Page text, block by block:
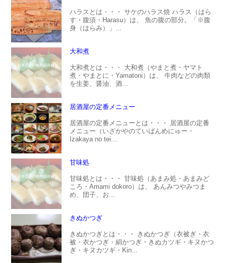
ハラスとは・・・ サケのハラス焼 ハラス（はら
す・腹須・Harasu）は、 魚の腹の部分。「※腹
身（はらみ）」...
大和煮
大和煮とは・・・ 大和煮（やまと煮・ヤマト
煮・やまとに・Yamatoni）は、 牛肉などの肉類
を生姜、醤油、酒...
居酒屋の定番メニュー
居酒屋の定番メニューとは・・・ 居酒屋の定番
メニュー（いざかやのていばんめにゅー・
Izakaya no tei...
甘味処
甘味処とは・・・ 甘味処（あまみ処・あまみど
ころ・Amami dokoro）は、 あんみつやみつま
め、団子、お...
きぬかつぎ
きぬかつぎとは・・・ きぬかつぎ（衣被ぎ・衣
被・衣かつぎ・絹かつぎ・きぬカツギ・キヌかつ
ぎ・キヌカツギ・Kin...